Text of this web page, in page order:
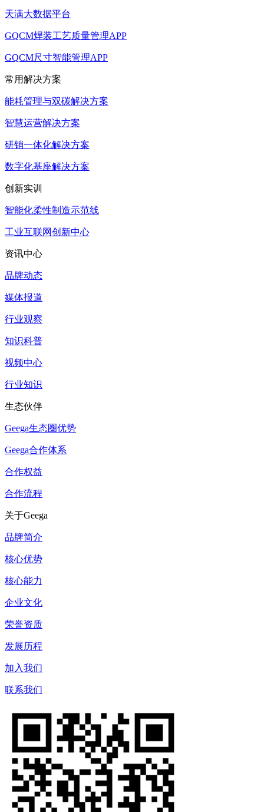
天满大数据平台
GQCM焊装工艺质量管理APP
GQCM尺寸智能管理APP
常用解决方案
能耗管理与双碳解决方案
智慧运营解决方案
研销一体化解决方案
数字化基座解决方案
创新实训
智能化柔性制造示范线
工业互联网创新中心
资讯中心
品牌动态
媒体报道
行业观察
知识科普
视频中心
行业知识
生态伙伴
Geega生态圈优势
Geega合作体系
合作权益
合作流程
关于Geega
品牌简介
核心优势
核心能力
企业文化
荣誉资质
发展历程
加入我们
联系我们